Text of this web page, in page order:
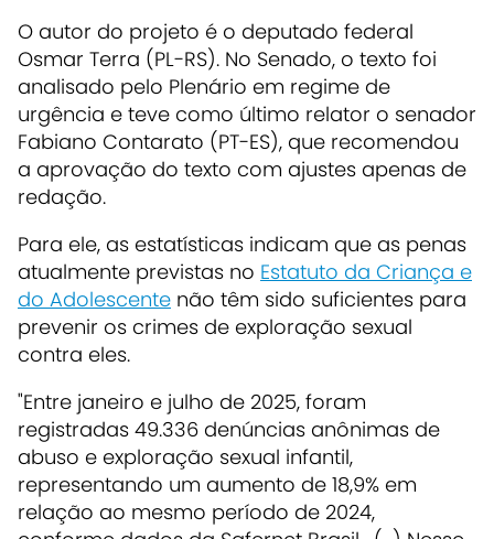
O autor do projeto é o deputado federal
Osmar Terra (PL-RS). No Senado, o texto foi
analisado pelo Plenário em regime de
urgência e teve como último relator o senador
Fabiano Contarato (PT-ES), que recomendou
a aprovação do texto com ajustes apenas de
redação.
Para ele, as estatísticas indicam que as penas
atualmente previstas no Estatuto da Criança e
do Adolescente não têm sido suficientes para
prevenir os crimes de exploração sexual
contra eles.
"Entre janeiro e julho de 2025, foram
registradas 49.336 denúncias anônimas de
abuso e exploração sexual infantil,
representando um aumento de 18,9% em
relação ao mesmo período de 2024,